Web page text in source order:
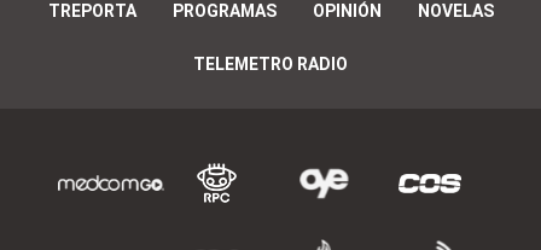
TREPORTA PROGRAMAS OPINIÓN NOVELAS
TELEMETRO RADIO